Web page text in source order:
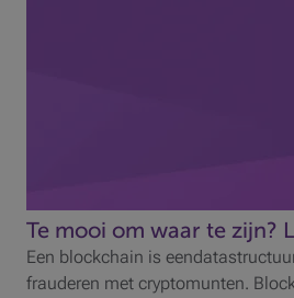
Te mooi om waar te zijn?
Een blockchain is
frauderen met cryptomunten.